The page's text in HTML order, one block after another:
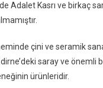
Adalet Kasrı ve birkaç
çini ve seramik
saray ve önemli
ürünleridir.